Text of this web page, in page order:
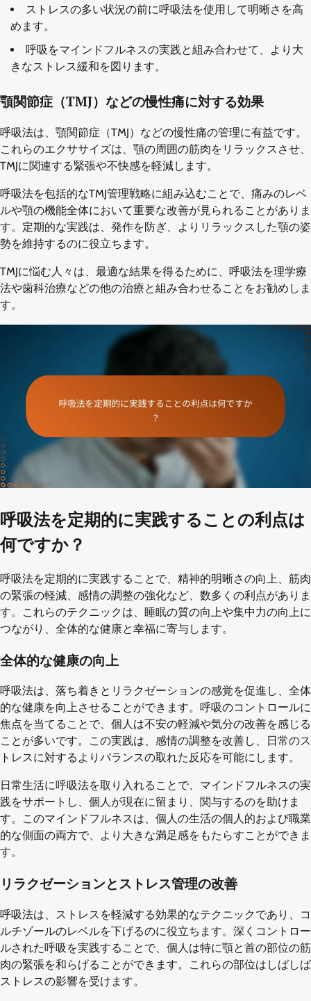
ストレスの多い状況の前に呼吸法を使用して明晰さを高
めます。
呼吸をマインドフルネスの実践と組み合わせて、より大
きなストレス緩和を図ります。
顎関節症（TMJ）などの慢性痛に対する効果
呼吸法は、顎関節症（TMJ）などの慢性痛の管理に有益です。
これらのエクササイズは、顎の周囲の筋肉をリラックスさせ、
TMJに関連する緊張や不快感を軽減します。
呼吸法を包括的なTMJ管理戦略に組み込むことで、痛みのレベ
ルや顎の機能全体において重要な改善が見られることがありま
す。定期的な実践は、発作を防ぎ、よりリラックスした顎の姿
勢を維持するのに役立ちます。
TMJに悩む人々は、最適な結果を得るために、呼吸法を理学療
法や歯科治療などの他の治療と組み合わせることをお勧めしま
す。
呼吸法を定期的に実践することの利点は
何ですか？
呼吸法を定期的に実践することで、精神的明晰さの向上、筋肉
の緊張の軽減、感情の調整の強化など、数多くの利点がありま
す。これらのテクニックは、睡眠の質の向上や集中力の向上に
つながり、全体的な健康と幸福に寄与します。
全体的な健康の向上
呼吸法は、落ち着きとリラクゼーションの感覚を促進し、全体
的な健康を向上させることができます。呼吸のコントロールに
焦点を当てることで、個人は不安の軽減や気分の改善を感じる
ことが多いです。この実践は、感情の調整を改善し、日常のス
トレスに対するよりバランスの取れた反応を可能にします。
日常生活に呼吸法を取り入れることで、マインドフルネスの実
践をサポートし、個人が現在に留まり、関与するのを助けま
す。このマインドフルネスは、個人の生活の個人的および職業
的な側面の両方で、より大きな満足感をもたらすことができま
す。
リラクゼーションとストレス管理の改善
呼吸法は、ストレスを軽減する効果的なテクニックであり、コ
ルチゾールのレベルを下げるのに役立ちます。深くコントロー
ルされた呼吸を実践することで、個人は特に顎と首の部位の筋
肉の緊張を和らげることができます。これらの部位はしばしば
ストレスの影響を受けます。